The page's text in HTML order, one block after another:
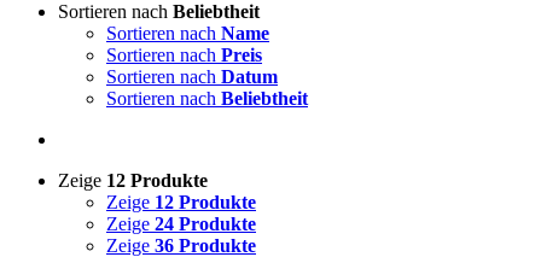
Sortieren nach Beliebtheit
Sortieren nach Name
Sortieren nach Preis
Sortieren nach Datum
Sortieren nach Beliebtheit
Zeige 12 Produkte
Zeige 12 Produkte
Zeige 24 Produkte
Zeige 36 Produkte